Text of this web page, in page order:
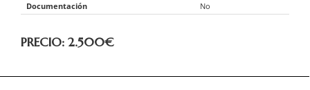
Documentación
No
PRECIO: 2.500€